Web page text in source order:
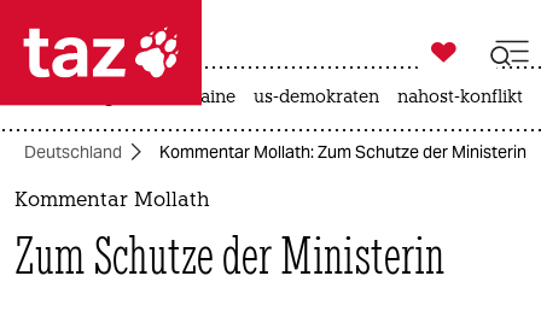
 taz zahl ich
taz zahl ich
politik

taz zahl ich
krieg in der ukraine us-demokraten nahost-konflikt
Deutschland Kommentar Mollath: Zum Schutze der Ministerin
Kommentar Mollath
Zum Schutze der Ministerin